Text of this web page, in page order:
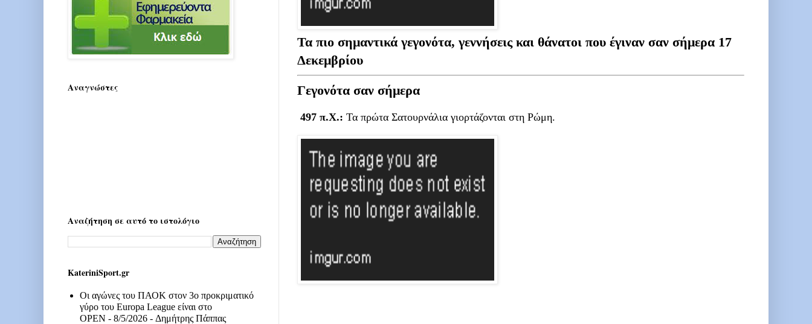
Τα πιο σημαντικά γεγονότα, γεννήσεις και θάνατοι που έγιναν σαν σήμερα 17
Δεκεμβρίου
Γεγονότα σαν σήμερα
497 π.Χ.: Τα πρώτα Σατουρνάλια γιορτάζονται στη Ρώμη.
Αναγνώστες
Αναζήτηση σε αυτό το ιστολόγιο
KateriniSport.gr
Οι αγώνες του ΠΑΟΚ στον 3ο προκριματικό
γύρο του Europa League είναι στο
OPEN - 8/5/2026 - Δημήτρης Πάππας